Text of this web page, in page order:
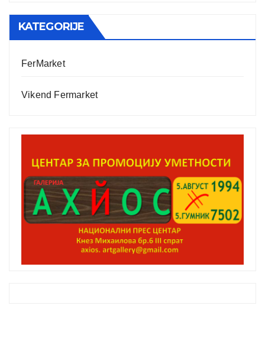
KATEGORIJE
FerMarket
Vikend Fermarket